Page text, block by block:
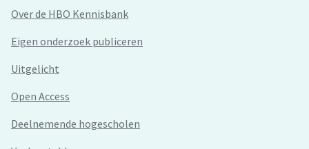
Over de HBO Kennisbank
Eigen onderzoek publiceren
Uitgelicht
Open Access
Deelnemende hogescholen